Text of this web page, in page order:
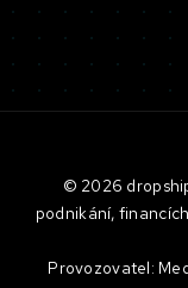
© 2026
podnikání,
Provozovatel: